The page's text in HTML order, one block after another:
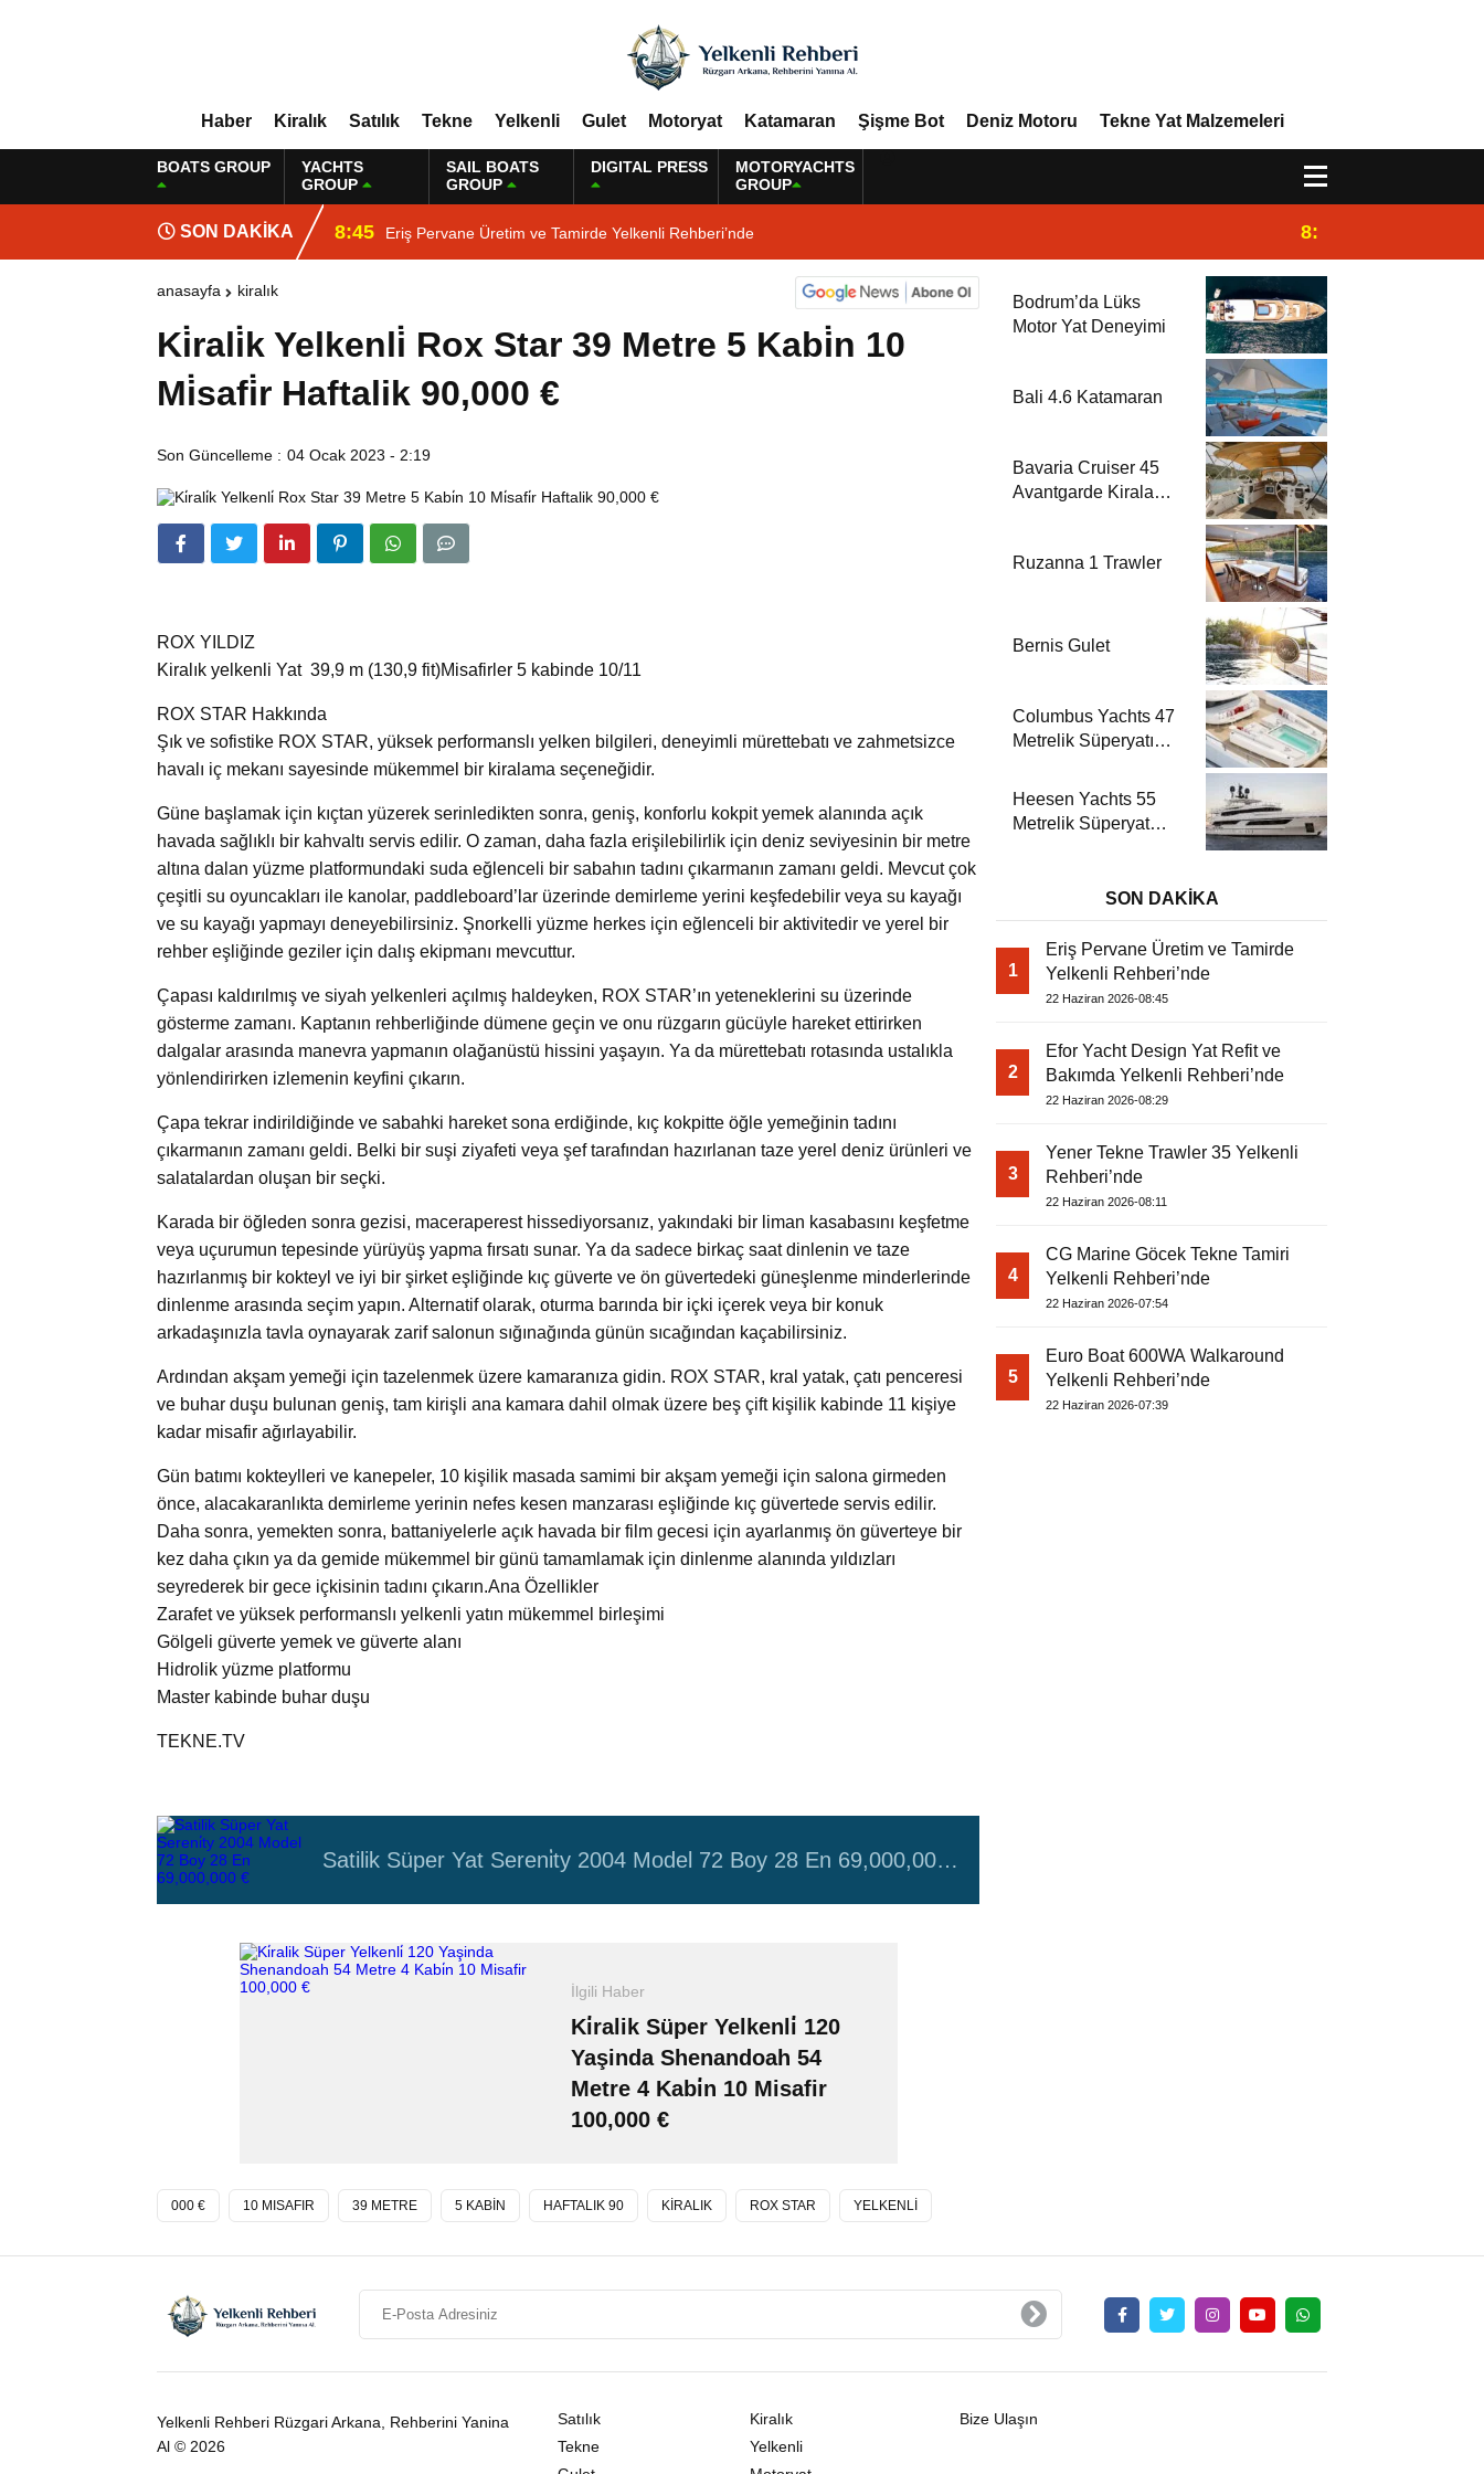
Haber Kiralık Satılık Tekne Yelkenli Gulet Motoryat Katamaran Şişme Bot Deniz Motoru Tekne Yat Malzemeleri
BOATS GROUP
YACHTS
GROUP
SAIL BOATS
GROUP
DIGITAL PRESS
MOTORYACHTS
GROUP
SON DAKİKA 8:45 Eriş Pervane Üretim ve Tamirde Yelkenli Rehberi’nde 8:29
anasayfa kiralık
Ki̇rali̇k Yelkenli̇ Rox Star 39 Metre 5 Kabi̇n 10
Mi̇safi̇r Haftalik 90,000 €
Son Güncelleme : 04 Ocak 2023 - 2:19
ROX YILDIZ
Kiralık yelkenli Yat 39,9 m (130,9 fit)Misafirler 5 kabinde 10/11
ROX STAR Hakkında
Şık ve sofistike ROX STAR, yüksek performanslı yelken bilgileri, deneyimli mürettebatı ve zahmetsizce
havalı iç mekanı sayesinde mükemmel bir kiralama seçeneğidir.
Güne başlamak için kıçtan yüzerek serinledikten sonra, geniş, konforlu kokpit yemek alanında açık
havada sağlıklı bir kahvaltı servis edilir. O zaman, daha fazla erişilebilirlik için deniz seviyesinin bir metre
altına dalan yüzme platformundaki suda eğlenceli bir sabahın tadını çıkarmanın zamanı geldi. Mevcut çok
çeşitli su oyuncakları ile kanolar, paddleboard’lar üzerinde demirleme yerini keşfedebilir veya su kayağı
ve su kayağı yapmayı deneyebilirsiniz. Şnorkelli yüzme herkes için eğlenceli bir aktivitedir ve yerel bir
rehber eşliğinde geziler için dalış ekipmanı mevcuttur.
Çapası kaldırılmış ve siyah yelkenleri açılmış haldeyken, ROX STAR’ın yeteneklerini su üzerinde
gösterme zamanı. Kaptanın rehberliğinde dümene geçin ve onu rüzgarın gücüyle hareket ettirirken
dalgalar arasında manevra yapmanın olağanüstü hissini yaşayın. Ya da mürettebatı rotasında ustalıkla
yönlendirirken izlemenin keyfini çıkarın.
Çapa tekrar indirildiğinde ve sabahki hareket sona erdiğinde, kıç kokpitte öğle yemeğinin tadını
çıkarmanın zamanı geldi. Belki bir suşi ziyafeti veya şef tarafından hazırlanan taze yerel deniz ürünleri ve
salatalardan oluşan bir seçki.
Karada bir öğleden sonra gezisi, maceraperest hissediyorsanız, yakındaki bir liman kasabasını keşfetme
veya uçurumun tepesinde yürüyüş yapma fırsatı sunar. Ya da sadece birkaç saat dinlenin ve taze
hazırlanmış bir kokteyl ve iyi bir şirket eşliğinde kıç güverte ve ön güvertedeki güneşlenme minderlerinde
dinlenme arasında seçim yapın. Alternatif olarak, oturma barında bir içki içerek veya bir konuk
arkadaşınızla tavla oynayarak zarif salonun sığınağında günün sıcağından kaçabilirsiniz.
Ardından akşam yemeği için tazelenmek üzere kamaranıza gidin. ROX STAR, kral yatak, çatı penceresi
ve buhar duşu bulunan geniş, tam kirişli ana kamara dahil olmak üzere beş çift kişilik kabinde 11 kişiye
kadar misafir ağırlayabilir.
Gün batımı kokteylleri ve kanepeler, 10 kişilik masada samimi bir akşam yemeği için salona girmeden
önce, alacakaranlıkta demirleme yerinin nefes kesen manzarası eşliğinde kıç güvertede servis edilir.
Daha sonra, yemekten sonra, battaniyelerle açık havada bir film gecesi için ayarlanmış ön güverteye bir
kez daha çıkın ya da gemide mükemmel bir günü tamamlamak için dinlenme alanında yıldızları
seyrederek bir gece içkisinin tadını çıkarın.Ana Özellikler
Zarafet ve yüksek performanslı yelkenli yatın mükemmel birleşimi
Gölgeli güverte yemek ve güverte alanı
Hidrolik yüzme platformu
Master kabinde buhar duşu
TEKNE.TV
Satilik Süper Yat Sereni̇ty 2004 Model 72 Boy 28 En 69,000,000
€
İlgili Haber
Ki̇ralik Süper Yelkenli̇ 120
Yaşinda Shenandoah 54
Metre 4 Kabi̇n 10 Misafir
100,000 €
000 € 10 MISAFIR 39 METRE 5 KABİN HAFTALIK 90 KİRALIK ROX STAR YELKENLİ
Bodrum’da Lüks
Motor Yat Deneyimi
Bali 4.6 Katamaran
Bavaria Cruiser 45
Avantgarde Kiralama
Ruzanna 1 Trawler
Bernis Gulet
Columbus Yachts 47
Metrelik Süperyatı
Akdeniz’de Lüks Bir
Seyir
Heesen Yachts 55
Metrelik Süperyat
Rezervasyonları
Başladı
SON DAKİKA
1
Eriş Pervane Üretim ve Tamirde
Yelkenli Rehberi’nde
22 Haziran 2026-08:45
2
Efor Yacht Design Yat Refit ve
Bakımda Yelkenli Rehberi’nde
22 Haziran 2026-08:29
3
Yener Tekne Trawler 35 Yelkenli
Rehberi’nde
22 Haziran 2026-08:11
4
CG Marine Göcek Tekne Tamiri
Yelkenli Rehberi’nde
22 Haziran 2026-07:54
5
Euro Boat 600WA Walkaround
Yelkenli Rehberi’nde
22 Haziran 2026-07:39
Yelkenli Rehberi Rüzgari Arkana, Rehberini Yanina
Al © 2026
Satılık
Kiralık
Tekne
Yelkenli
Bize Ulaşın